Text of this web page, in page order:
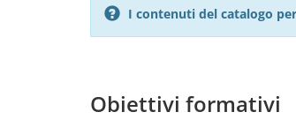
I contenuti del catalogo
Obiettivi formativi